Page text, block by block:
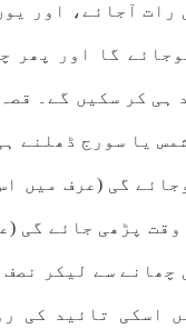
گا اور پھر
ہی کر سکیں گے۔
یا سورج ڈھلنے
گی (عرف میں
پڑھی جائے گی
سے لیکر
اسکی تائید کی